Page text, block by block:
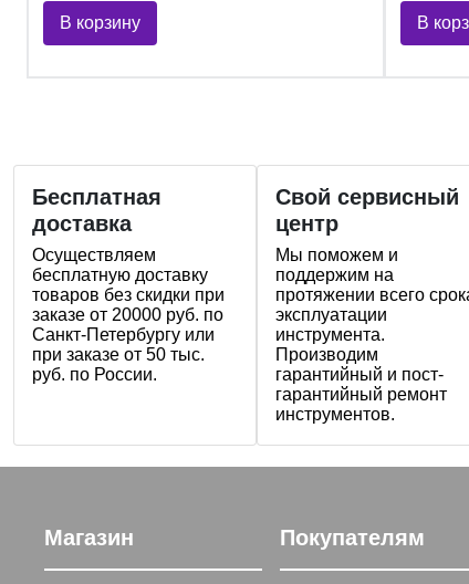
В корзину В
Бесплатная
доставка
Осуществляем
бесплатную доставку
товаров без скидки при
заказе от 20000 руб. по
Санкт-Петербургу или
при заказе от 50 тыс.
руб. по России.
Свой сервисный
центр
Мы поможем и
поддержим на
протяжении всего
эксплуатации
инструмента.
Производим
гарантийный и пост-
гарантийный ремонт
инструментов.
Магазин Покупателям